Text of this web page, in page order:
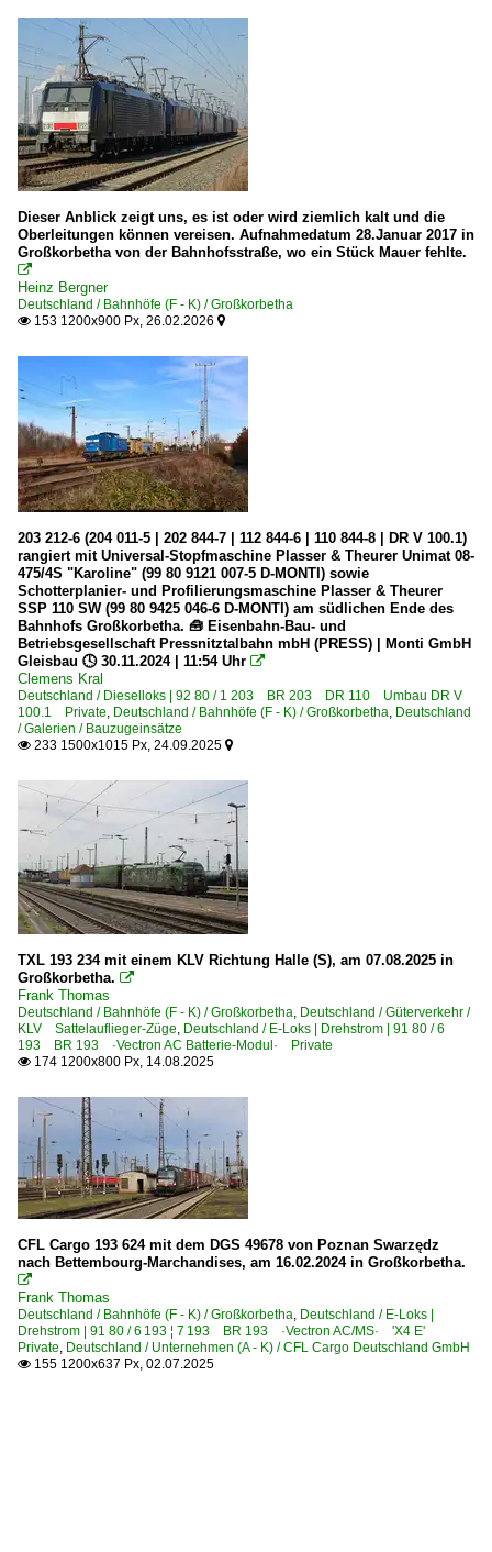
Dieser Anblick zeigt uns, es ist oder wird ziemlich kalt und die
Oberleitungen können vereisen. Aufnahmedatum 28.Januar 2017 in
Großkorbetha von der Bahnhofsstraße, wo ein Stück Mauer fehlte.

Heinz Bergner
Deutschland / Bahnhöfe (F - K) / Großkorbetha
 153 1200x900 Px, 26.02.2026 
203 212-6 (204 011-5 | 202 844-7 | 112 844-6 | 110 844-8 | DR V 100.1)
rangiert mit Universal-Stopfmaschine Plasser & Theurer Unimat 08-
475/4S "Karoline" (99 80 9121 007-5 D-MONTI) sowie
Schotterplanier- und Profilierungsmaschine Plasser & Theurer
SSP 110 SW (99 80 9425 046-6 D-MONTI) am südlichen Ende des
Bahnhofs Großkorbetha. 🧰 Eisenbahn-Bau- und
Betriebsgesellschaft Pressnitztalbahn mbH (PRESS) | Monti GmbH
Gleisbau 🕓 30.11.2024 | 11:54 Uhr 
Clemens Kral
Deutschland / Dieselloks | 92 80 / 1 203 BR 203 DR 110 Umbau DR V
100.1 Private, Deutschland / Bahnhöfe (F - K) / Großkorbetha, Deutschland
/ Galerien / Bauzugeinsätze
 233 1500x1015 Px, 24.09.2025 
TXL 193 234 mit einem KLV Richtung Halle (S), am 07.08.2025 in
Großkorbetha. 
Frank Thomas
Deutschland / Bahnhöfe (F - K) / Großkorbetha, Deutschland / Güterverkehr /
KLV Sattelauflieger-Züge, Deutschland / E-Loks | Drehstrom | 91 80 / 6
193 BR 193 ·Vectron AC Batterie-Modul· Private
 174 1200x800 Px, 14.08.2025
CFL Cargo 193 624 mit dem DGS 49678 von Poznan Swarzędz
nach Bettembourg-Marchandises, am 16.02.2024 in Großkorbetha.

Frank Thomas
Deutschland / Bahnhöfe (F - K) / Großkorbetha, Deutschland / E-Loks |
Drehstrom | 91 80 / 6 193 ¦ 7 193 BR 193 ·Vectron AC/MS· 'X4 E'
Private, Deutschland / Unternehmen (A - K) / CFL Cargo Deutschland GmbH
 155 1200x637 Px, 02.07.2025